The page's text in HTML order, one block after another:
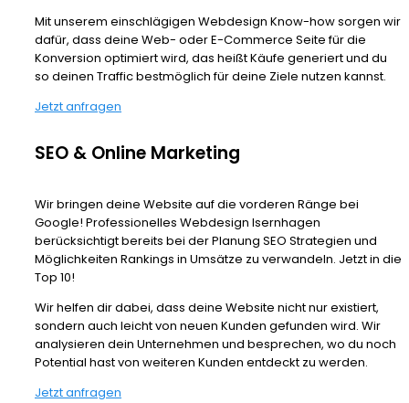
Mit unserem einschlägigen Webdesign Know-how sorgen wir
dafür, dass deine Web- oder E-Commerce Seite für die
Konversion optimiert wird, das heißt Käufe generiert und du
so deinen Traffic bestmöglich für deine Ziele nutzen kannst.
Jetzt anfragen
SEO & Online Marketing
Wir bringen deine Website auf die vorderen Ränge bei
Google! Professionelles Webdesign Isernhagen
berücksichtigt bereits bei der Planung SEO Strategien und
Möglichkeiten Rankings in Umsätze zu verwandeln. Jetzt in die
Top 10!
Wir helfen dir dabei, dass deine Website nicht nur existiert,
sondern auch leicht von neuen Kunden gefunden wird. Wir
analysieren dein Unternehmen und besprechen, wo du noch
Potential hast von weiteren Kunden entdeckt zu werden.
Jetzt anfragen